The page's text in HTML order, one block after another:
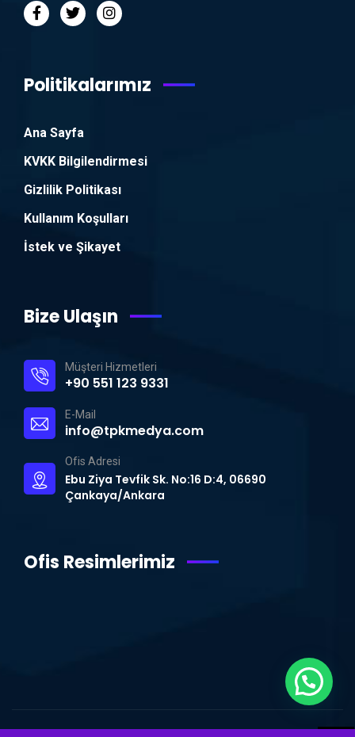
Politikalarımız
Ana Sayfa
KVKK Bilgilendirmesi
Gizlilik Politikası
Kullanım Koşulları
İstek ve Şikayet
Bize Ulaşın
Müşteri Hizmetleri
+90 551 123 9331
E-Mail
info@tpkmedya.com
Ofis Adresi
Ebu Ziya Tevfik Sk. No:16 D:4, 06690
Çankaya/Ankara
Ofis Resimlerimiz
© Copyright 2015 – 2024 | TPK MEDYA | Tüm Hakları Saklıdır.Ankara